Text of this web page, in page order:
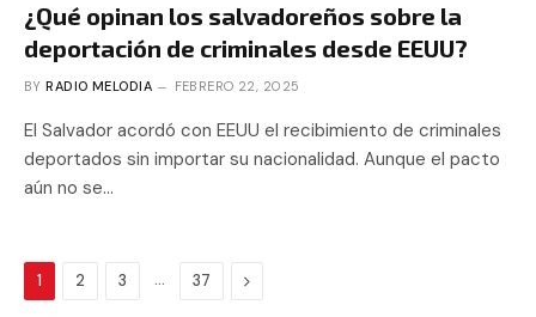
¿Qué opinan los salvadoreños sobre la
deportación de criminales desde EEUU?
BY RADIO MELODIA FEBRERO 22, 2025
El Salvador acordó con EEUU el recibimiento de criminales
deportados sin importar su nacionalidad. Aunque el pacto
aún no se…
1 2 3 … 37 Next